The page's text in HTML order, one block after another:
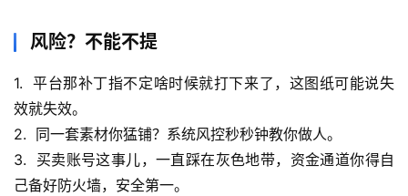
首
页
网
创
风险？不能不提
1.  平台那补丁指不定啥时候就打下来了，这图纸可能说失
效就失效。
2.  同一套素材你猛铺？系统风控秒秒钟教你做人。
3.  买卖账号这事儿，一直踩在灰色地带，资金通道你得自
己备好防火墙，安全第一。